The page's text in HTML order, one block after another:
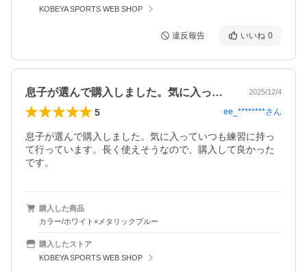
KOBEYA SPORTS WEB SHOP
違反報告 いいね 0
息子が選んで購入しました。気に入ってい… 2025/12/4
5 ee_********さん
息子が選んで購入しました。気に入っていつも練習に持っ
て行っています。長く使えそうなので、購入して良かった
です。
購入した商品
カラー/ホワイト×メタリックブルー
購入したストア
KOBEYA SPORTS WEB SHOP